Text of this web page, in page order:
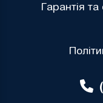
Гарантія